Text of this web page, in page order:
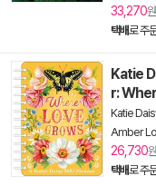
33,270
택배로 주
Katie
r:
Katie
Amber
26,730
택배로 주